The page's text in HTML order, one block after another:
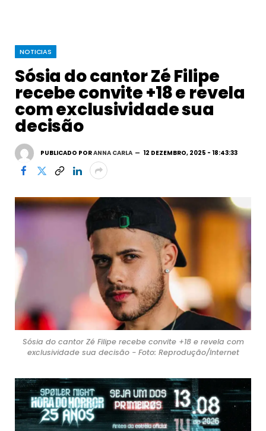
NOTICIAS
Sósia do cantor Zé Filipe
recebe convite +18 e revela
com exclusividade sua
decisão
PUBLICADO PORANNA CARLA 12 DEZEMBRO, 2025 - 18:43:33
Sósia do cantor Zé Filipe recebe convite +18 e revela com
exclusividade sua decisão - Foto: Reprodução/Internet